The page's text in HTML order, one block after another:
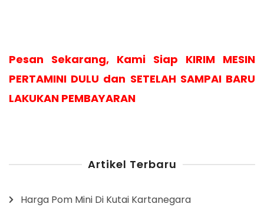
Pesan Sekarang, Kami Siap KIRIM MESIN
PERTAMINI DULU dan SETELAH SAMPAI BARU
LAKUKAN PEMBAYARAN
Artikel Terbaru
Harga Pom Mini Di Kutai Kartanegara